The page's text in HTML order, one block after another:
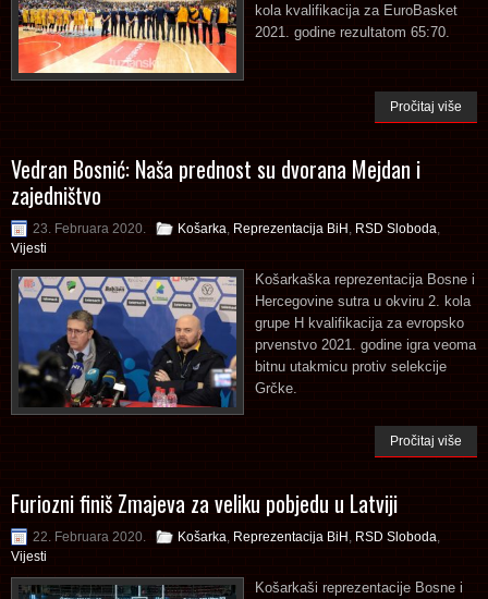
kola kvalifikacija za EuroBasket
2021. godine rezultatom 65:70.
Pročitaj više
Vedran Bosnić: Naša prednost su dvorana Mejdan i
zajedništvo
23. Februara 2020. Košarka Reprezentacija BiH RSD Sloboda
Vijesti
Košarkaška reprezentacija Bosne i
Hercegovine sutra u okviru 2. kola
grupe H kvalifikacija za evropsko
prvenstvo 2021. godine igra veoma
bitnu utakmicu protiv selekcije
Grčke.
Pročitaj više
Furiozni finiš Zmajeva za veliku pobjedu u Latviji
22. Februara 2020. Košarka Reprezentacija BiH RSD Sloboda
Vijesti
Košarkaši reprezentacije Bosne i